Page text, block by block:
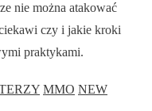
nie można atakować
czy i jakie kroki
praktykami.
MMO NEW